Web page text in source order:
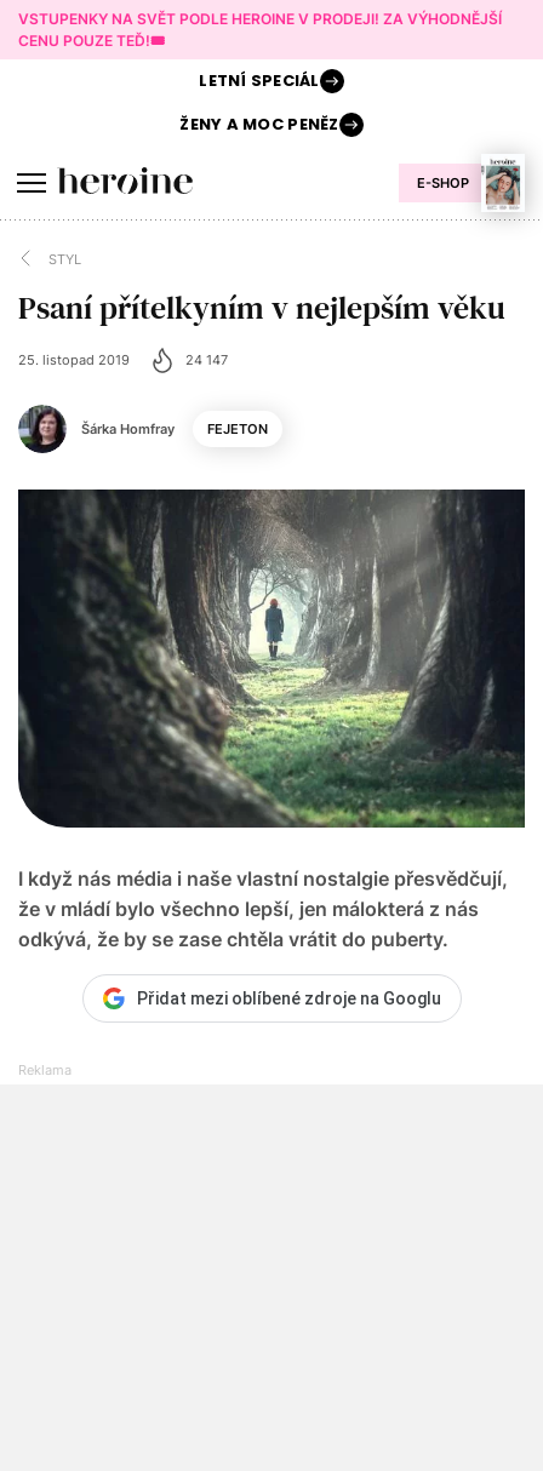
VSTUPENKY NA SVĚT PODLE HEROINE V PRODEJI! ZA VÝHODNĚJŠÍ
CENU POUZE TEĎ!🎟️
E-SHOP
LETNÍ SPECIÁL
ŽENY AMOC PENĚZ
STYL
Psaní přítelkyním v nejlepším věku
Šárka Homfray
25. listopad 2019 24 147
FEJETON
I když nás média i naše vlastní nostalgie přesvědčují,
že v mládí bylo všechno lepší, jen málokterá z nás
odkývá, že by se zase chtěla vrátit do puberty.
Přidat mezi oblíbené zdroje na Googlu